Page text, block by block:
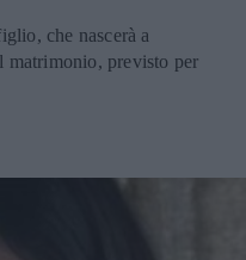
che nascerà a
matrimonio, previsto per